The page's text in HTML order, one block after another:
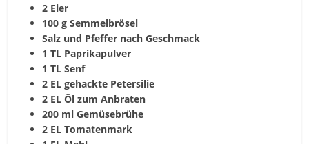
2 Eier
100 g Semmelbrösel
Salz und Pfeffer nach Geschmack
1 TL Paprikapulver
1 TL Senf
2 EL gehackte Petersilie
2 EL Öl zum Anbraten
200 ml Gemüsebrühe
2 EL Tomatenmark